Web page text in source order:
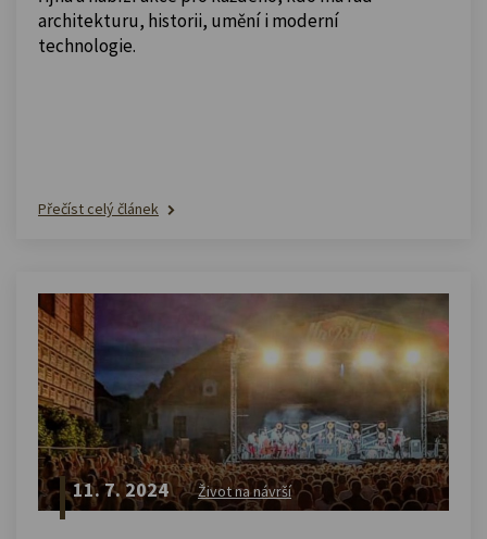
architekturu, historii, umění i moderní
technologie.
Přečíst celý článek
11. 7. 2024 Život na návrší